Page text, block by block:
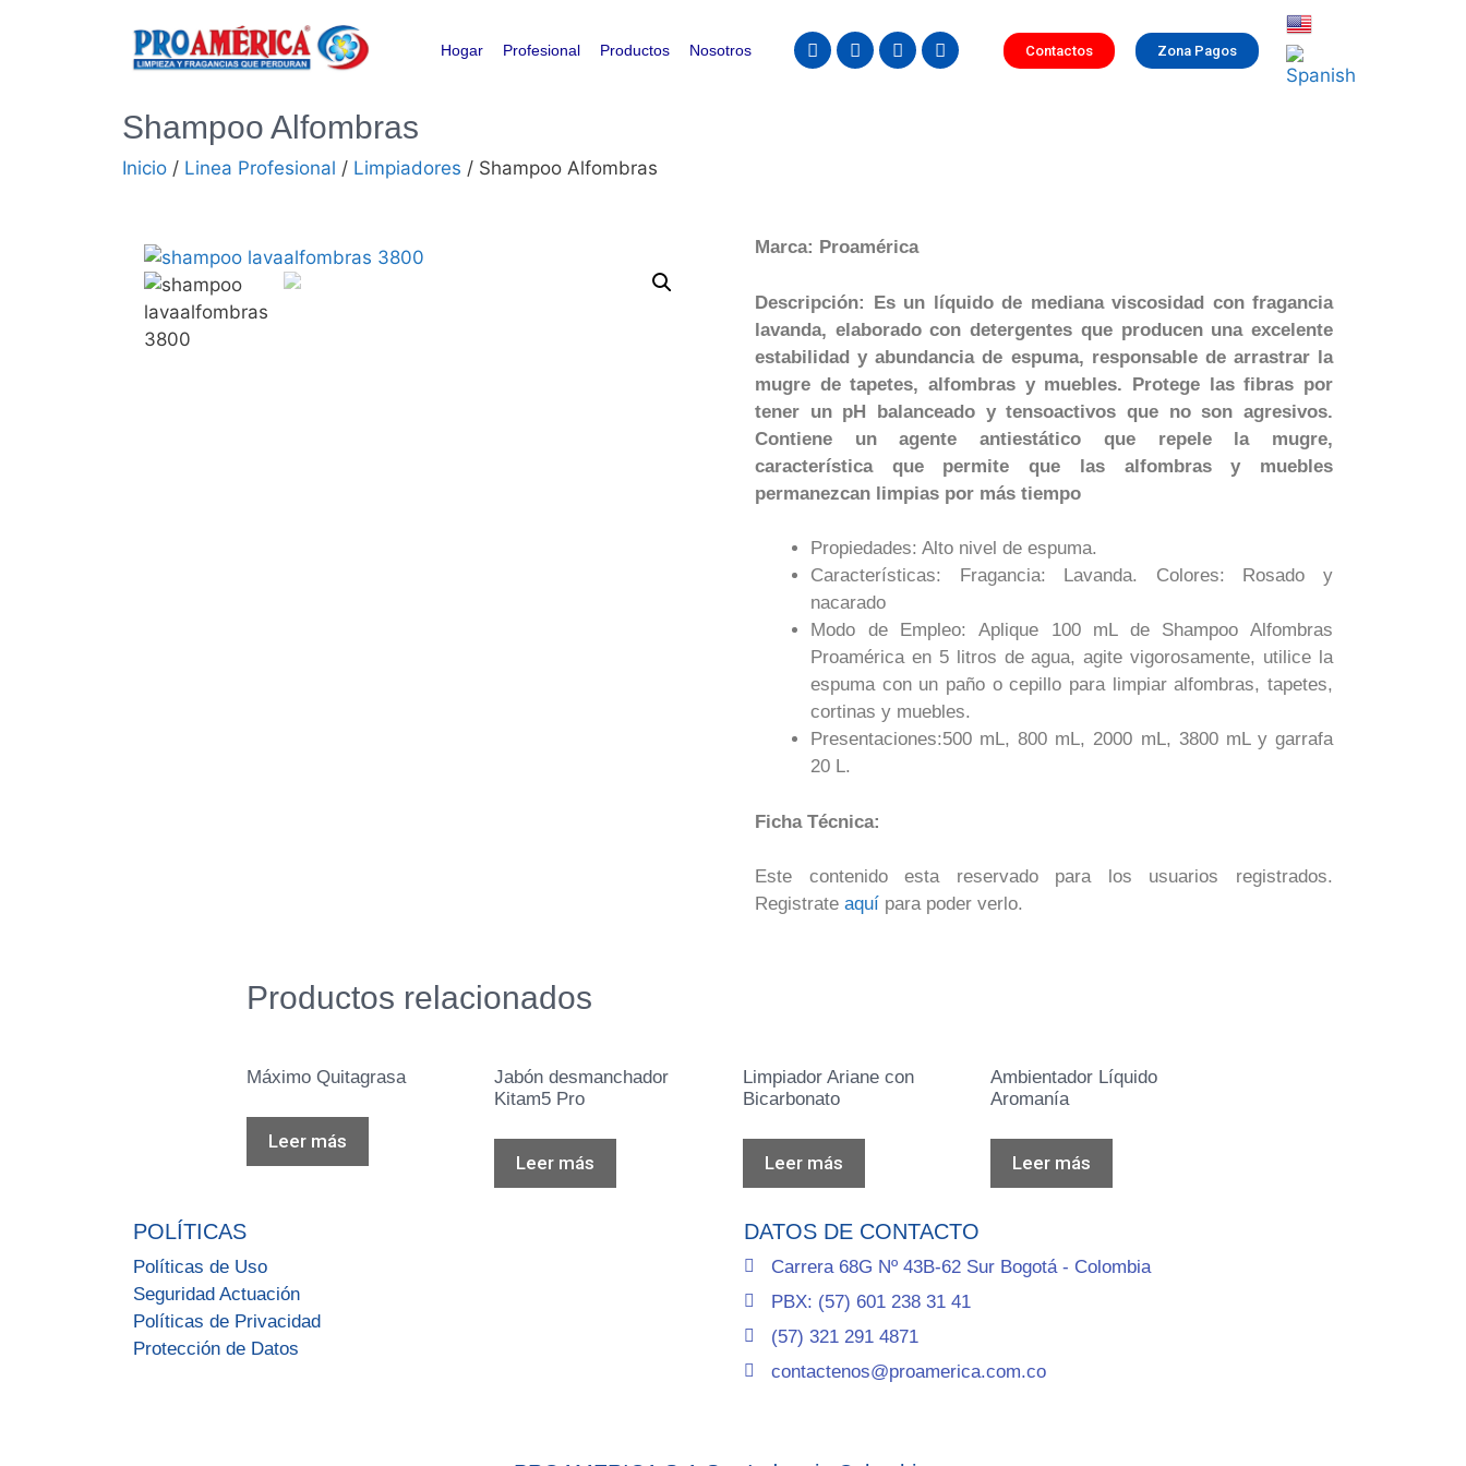
Hogar Profesional Productos Nosotros Contactos Zona Pagos
Shampoo Alfombras
Inicio / Linea Profesional / Limpiadores / Shampoo Alfombras
Marca: Proamérica
Descripción: Es un líquido de mediana viscosidad con fragancia
lavanda, elaborado con detergentes que producen una excelente
estabilidad y abundancia de espuma, responsable de arrastrar la
mugre de tapetes, alfombras y muebles. Protege las fibras por
tener un pH balanceado y tensoactivos que no son agresivos.
Contiene un agente antiestático que repele la mugre,
característica que permite que las alfombras y muebles
permanezcan limpias por más tiempo
Propiedades: Alto nivel de espuma.
Características: Fragancia: Lavanda. Colores: Rosado y
nacarado
Modo de Empleo: Aplique 100 mL de Shampoo Alfombras
Proamérica en 5 litros de agua, agite vigorosamente, utilice la
espuma con un paño o cepillo para limpiar alfombras, tapetes,
cortinas y muebles.
Presentaciones:500 mL, 800 mL, 2000 mL, 3800 mL y garrafa
20 L.
Ficha Técnica:
Este contenido esta reservado para los usuarios registrados.
Registrate aquí para poder verlo.
Productos relacionados
Máximo Quitagrasa
Leer más
Jabón desmanchador
Kitam5 Pro
Leer más
Limpiador Ariane con
Bicarbonato
Leer más
Ambientador Líquido
Aromanía
Leer más
POLÍTICAS
Políticas de Uso
Seguridad Actuación
Políticas de Privacidad
Protección de Datos
DATOS DE CONTACTO
Carrera 68G Nº 43B-62 Sur Bogotá - Colombia
PBX: (57) 601 238 31 41
(57) 321 291 4871
contactenos@proamerica.com.co